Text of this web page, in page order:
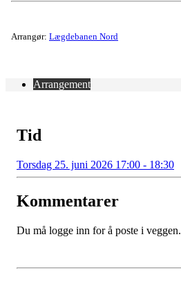
Arrangør: Lægdebanen Nord
Arrangement
Tid
Torsdag 25. juni 2026 17:00 - 18:30
Kommentarer
Du må logge inn for å poste i veggen.